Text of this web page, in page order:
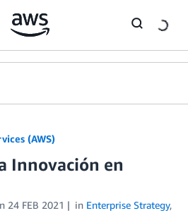
(AWS)
Innovación en
24 FEB 2021 in Enterprise Strategy,